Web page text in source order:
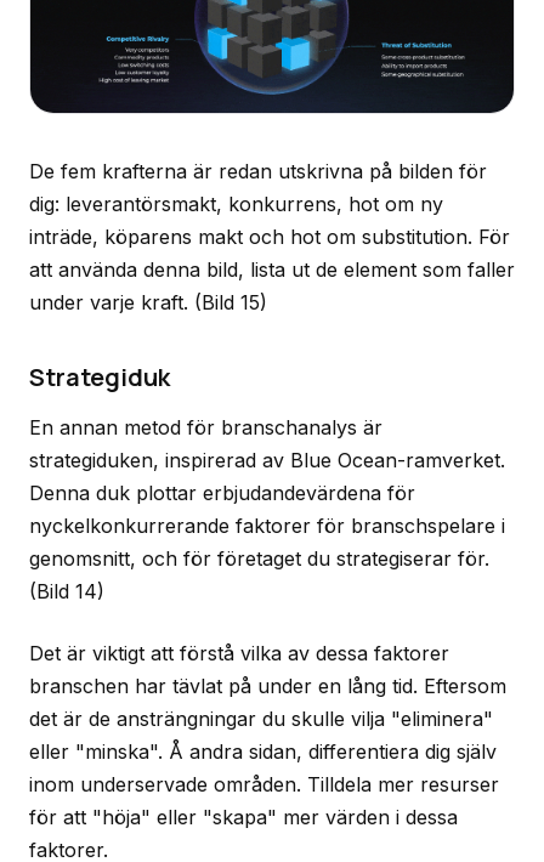
De fem krafterna är redan utskrivna på bilden för
dig: leverantörsmakt, konkurrens, hot om ny
inträde, köparens makt och hot om substitution. För
att använda denna bild, lista ut de element som faller
under varje kraft. (Bild 15)
Strategiduk
En annan metod för branschanalys är
strategiduken, inspirerad av Blue Ocean-ramverket.
Denna duk plottar erbjudandevärdena för
nyckelkonkurrerande faktorer för branschspelare i
genomsnitt, och för företaget du strategiserar för.
(Bild 14)
Det är viktigt att förstå vilka av dessa faktorer
branschen har tävlat på under en lång tid. Eftersom
det är de ansträngningar du skulle vilja "eliminera"
eller "minska". Å andra sidan, differentiera dig själv
inom underservade områden. Tilldela mer resurser
för att "höja" eller "skapa" mer värden i dessa
faktorer.